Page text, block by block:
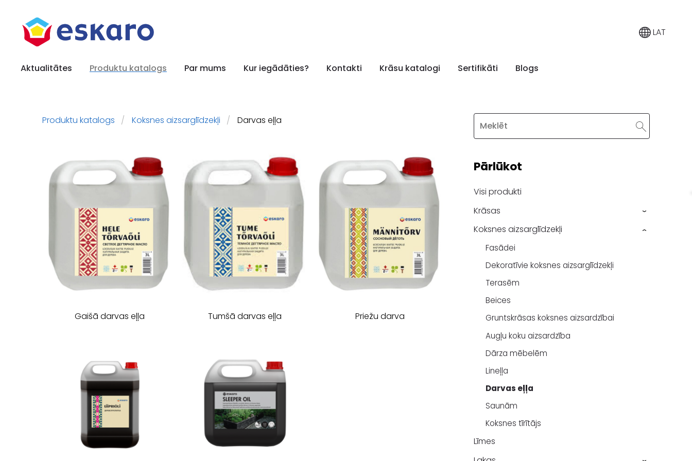
Aktualitātes Produktu katalogs Par mums Kur iegādāties? Kontakti Krāsu katalogi Sertifikāti Blogs
LAT
Pārlūkot
Visi produkti
Krāsas
›
Koksnes aizsarglīdzekļi
Fasādei
Dekoratīvie koksnes aizsarglīdzekļi
Terasēm
Beices
Gruntskrāsas koksnes aizsardzībai
Augļu koku aizsardzība
Dārza mēbelēm
Lineļļa
Darvas eļļa
Saunām
Koksnes tīrītājs
›
Līmes
›
Produktu katalogs Koksnes aizsarglīdzekļi Darvas eļļa
Gaišā darvas eļļa ​Tumšā darvas eļļa Priežu darva